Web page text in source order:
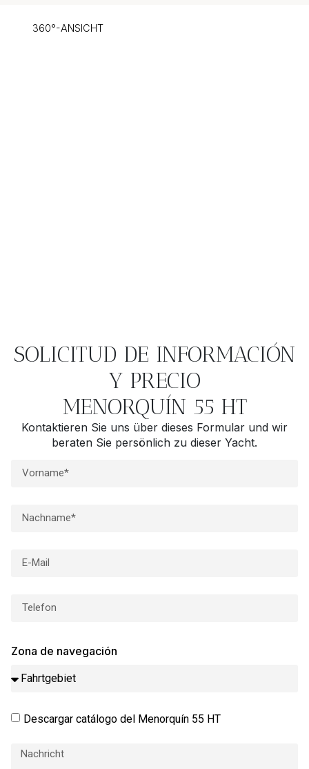
360°-ANSICHT
SOLICITUD DE INFORMACIÓN
Y PRECIO
MENORQUÍN 55 HT
Kontaktieren Sie uns über dieses Formular und wir
beraten Sie persönlich zu dieser Yacht.
Zona de navegación
Descargar catálogo del Menorquín 55 HT